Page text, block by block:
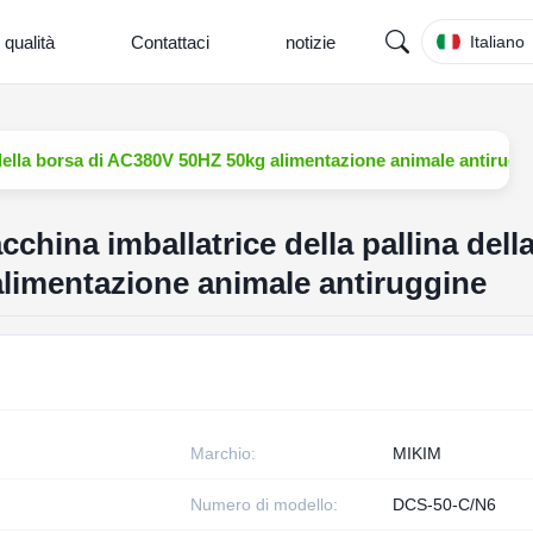
Contattaci notizie Italiano
borsa di AC380V 50HZ 50kg alimentazione animale
imballatrice della pallina
animale antiruggine
Marchio: MIKIM
Numero di modello: DCS-50-C/N6